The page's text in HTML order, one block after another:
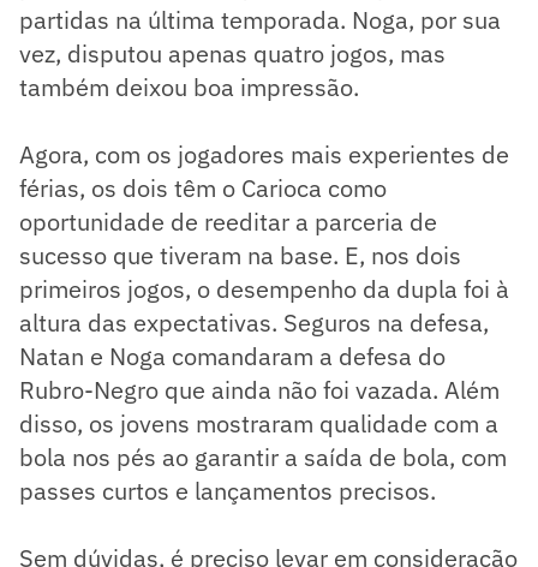
partidas na última temporada. Noga, por sua
vez, disputou apenas quatro jogos, mas
também deixou boa impressão.
Agora, com os jogadores mais experientes de
férias, os dois têm o Carioca como
oportunidade de reeditar a parceria de
sucesso que tiveram na base. E, nos dois
primeiros jogos, o desempenho da dupla foi à
altura das expectativas. Seguros na defesa,
Natan e Noga comandaram a defesa do
Rubro-Negro que ainda não foi vazada. Além
disso, os jovens mostraram qualidade com a
bola nos pés ao garantir a saída de bola, com
passes curtos e lançamentos precisos.
Sem dúvidas, é preciso levar em consideração